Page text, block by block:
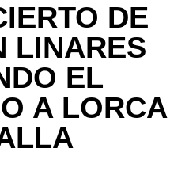
DE
LINARES
EL
A LORCA